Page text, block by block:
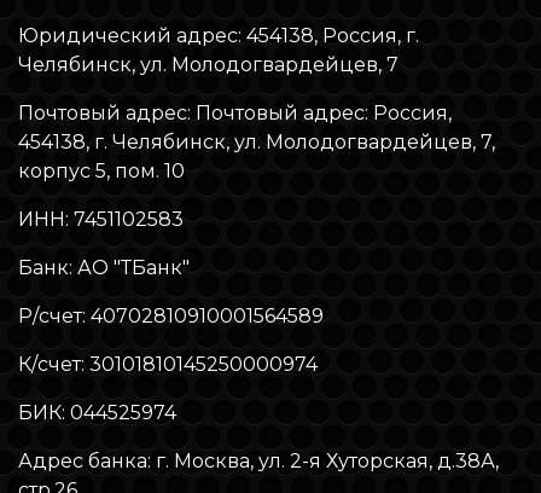
Юридический адрес: 454138, Россия, г.
Челябинск, ул. Молодогвардейцев, 7
Почтовый адрес: Почтовый адрес: Россия,
454138, г. Челябинск, ул. Молодогвардейцев, 7,
корпус 5, пом. 10
ИНН: 7451102583
Банк: АО "ТБанк"
Р/счет: 40702810910001564589
К/счет: 30101810145250000974
БИК: 044525974
Адрес банка: г. Москва, ул. 2-я Хуторская, д.38А,